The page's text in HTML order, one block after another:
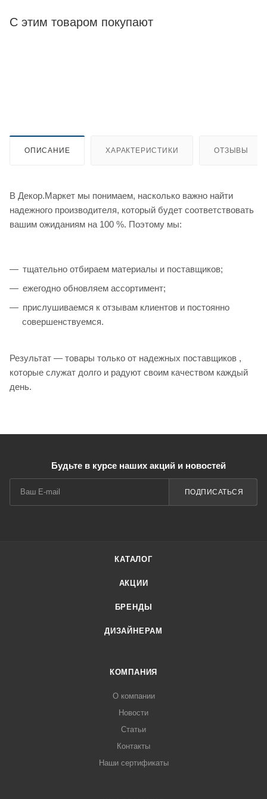
С этим товаром покупают
ОПИСАНИЕ ХАРАКТЕРИСТИКИ ОТЗЫВЫ
В Декор.Маркет мы понимаем, насколько важно найти
надежного производителя, который будет соответствовать
вашим ожиданиям на 100 %. Поэтому мы:
тщательно отбираем материалы и поставщиков;
ежегодно обновляем ассортимент;
прислушиваемся к отзывам клиентов и постоянно
совершенствуемся.
Результат — товары только от надежных поставщиков ,
которые служат долго и радуют своим качеством каждый
день.
Будьте в курсе наших акций и новостей
ПОДПИСАТЬСЯ
КАТАЛОГ
АКЦИИ
БРЕНДЫ
ДИЗАЙНЕРАМ
КОМПАНИЯ
О компании
Новости
Статьи
Контакты
Наши сертификаты